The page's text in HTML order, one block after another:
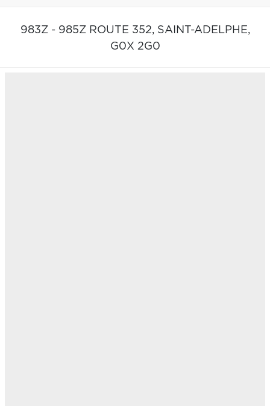
983Z - 985Z ROUTE 352, SAINT-ADELPHE,
G0X 2G0